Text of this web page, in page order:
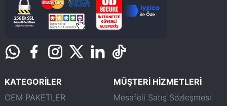
KATEGORİLER
OEM PAKETLER
MÜŞTERİ HİZMETLERİ
Mesafeli Satış Sözleşmesi